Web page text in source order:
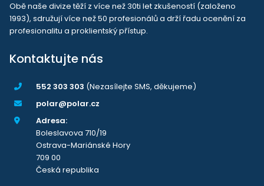
Obě naše divize těží z více než 30ti let zkušeností (založeno
1993), sdružují více než 50 profesionálů a drží řadu ocenění za
profesionalitu a proklientský přístup.
Kontaktujte nás
552 303 303 (Nezasílejte SMS, děkujeme)
polar@polar.cz
Adresa:
Boleslavova 710/19
Ostrava-Mariánské Hory
709 00
Česká republika